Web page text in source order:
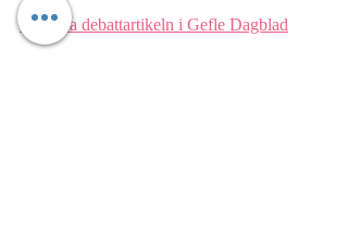
Läs hela debattartikeln i Gefle Dagblad